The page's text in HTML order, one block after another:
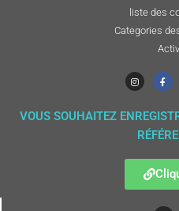
liste des
Categories
VOUS SOUHAITEZ